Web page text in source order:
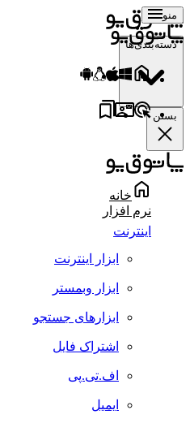
منو
دسته‌بندی‌ها
بستن
خانه
نرم افزار
اینترنت
ابزار اینترنت
ابزار وبمستر
ابزارهای جستجو
اشتراک فایل
اف.تی.پی
ایمیل